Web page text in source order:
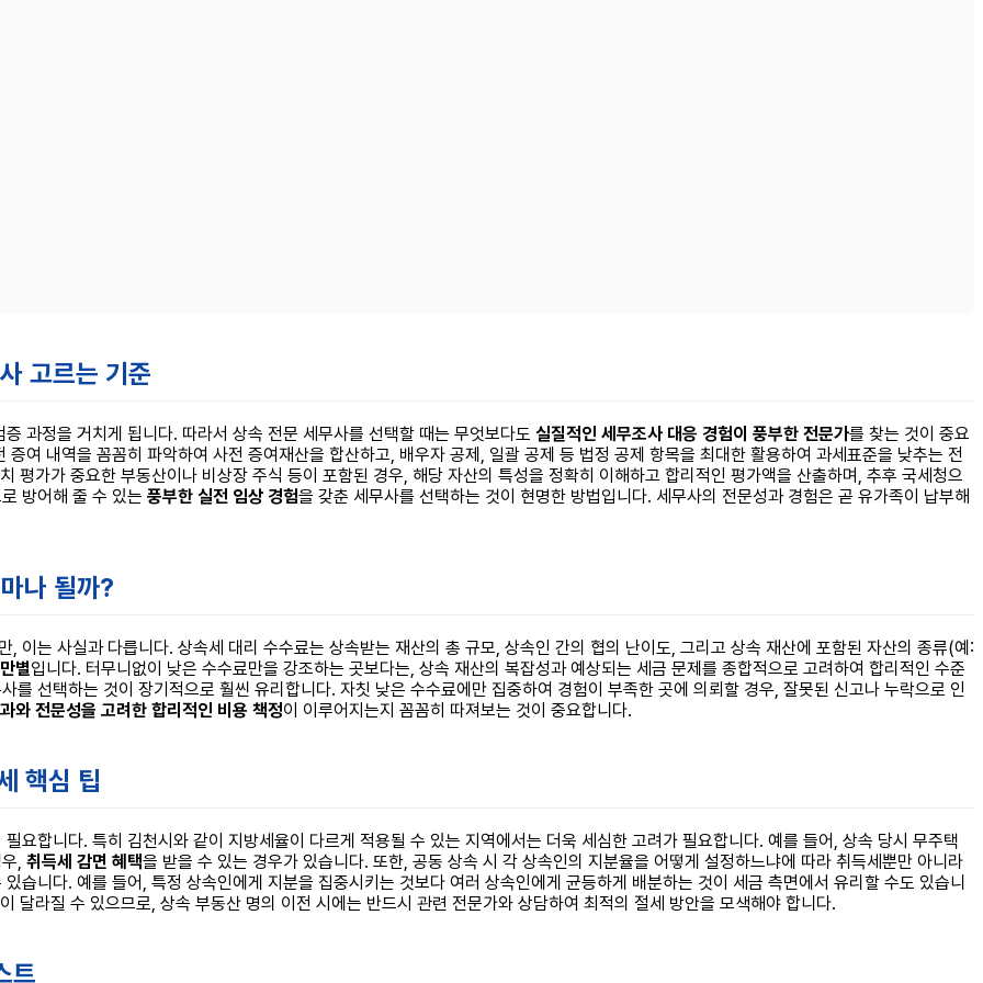
고르는 기준
과정을 거치게 됩니다. 따라서 상속 전문 세무사를 선택할 때는 무엇보다도 실질적인 세무조사 대응 경험이 풍부한 전문가를 찾는 것이 중요
여 내역을 꼼꼼히 파악하여 사전 증여재산을 합산하고, 배우자 공제, 일괄 공제 등 법정 공제 항목을 최대한 활용하여 과세표준을 낮추는 전
평가가 중요한 부동산이나 비상장 주식 등이 포함된 경우, 해당 자산의 특성을 정확히 이해하고 합리적인 평가액을 산출하며, 추후 국세청으
방어해 줄 수 있는 풍부한 실전 임상 경험을 갖춘 세무사를 선택하는 것이 현명한 방법입니다. 세무사의 전문성과 경험은 곧 유가족이 납부해
나 될까?
이는 사실과 다릅니다. 상속세 대리 수수료는 상속받는 재산의 총 규모, 상속인 간의 협의 난이도, 그리고 상속 재산에 포함된 자산의 종류(예:
별입니다. 터무니없이 낮은 수수료만을 강조하는 곳보다는, 상속 재산의 복잡성과 예상되는 세금 문제를 종합적으로 고려하여 합리적인 수준
를 선택하는 것이 장기적으로 훨씬 유리합니다. 자칫 낮은 수수료에만 집중하여 경험이 부족한 곳에 의뢰할 경우, 잘못된 신고나 누락으로 인
와 전문성을 고려한 합리적인 비용 책정이 이루어지는지 꼼꼼히 따져보는 것이 중요합니다.
핵심 팁
요합니다. 특히 김천시와 같이 지방세율이 다르게 적용될 수 있는 지역에서는 더욱 세심한 고려가 필요합니다. 예를 들어, 상속 당시 무주택
, 취득세 감면 혜택을 받을 수 있는 경우가 있습니다. 또한, 공동 상속 시 각 상속인의 지분율을 어떻게 설정하느냐에 따라 취득세뿐만 아니라
습니다. 예를 들어, 특정 상속인에게 지분을 집중시키는 것보다 여러 상속인에게 균등하게 배분하는 것이 세금 측면에서 유리할 수도 있습니
달라질 수 있으므로, 상속 부동산 명의 이전 시에는 반드시 관련 전문가와 상담하여 최적의 절세 방안을 모색해야 합니다.
트